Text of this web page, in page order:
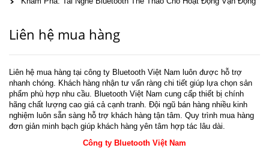
Liên hệ mua hàng
Liên hệ mua hàng tại công ty Bluetooth Việt Nam luôn được hỗ trợ
nhanh chóng. Khách hàng nhận tư vấn ràng chi tiết giúp lựa chọn sản
phẩm phù hợp nhu cầu. Bluetooth Việt Nam cung cấp thiết bị chính
hãng chất lượng cao giá cả cạnh tranh. Đội ngũ bán hàng nhiều kinh
nghiệm luôn sẵn sàng hỗ trợ khách hàng tận tâm. Quy trình mua hàng
đơn giản minh bạch giúp khách hàng yên tâm hợp tác lâu dài.
Công ty Bluetooth Việt Nam